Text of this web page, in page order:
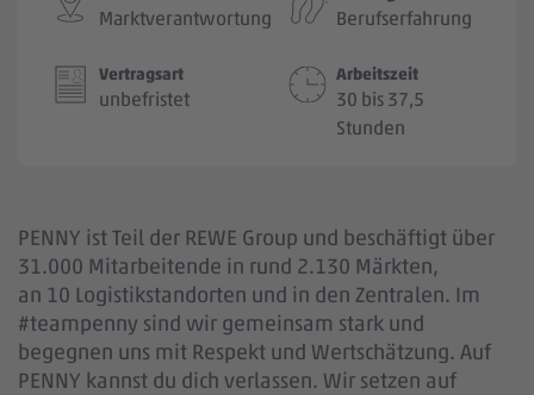
Marktverantwortung Berufserfahrung
Vertragsart
unbefristet
Arbeitszeit
30 bis 37,5
Stunden
PENNY ist Teil der REWE Group und beschäftigt über
31.000 Mitarbeitende in rund 2.130 Märkten,
an 10 Logistikstandorten und in den Zentralen. Im
#teampenny sind wir gemeinsam stark und
begegnen uns mit Respekt und Wertschätzung. Auf
PENNY kannst du dich verlassen. Wir setzen auf